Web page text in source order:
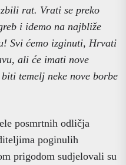
rat. Vrati se preko
i idemo na najbliže
Svi ćemo izginuti, Hrvati
ali će imati nove
temelj neke nove borbe
posmrtnih odličja
poginulih
prigodom sudjelovali su